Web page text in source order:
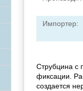
Импортер:
Струбцина с
фиксации.
создается